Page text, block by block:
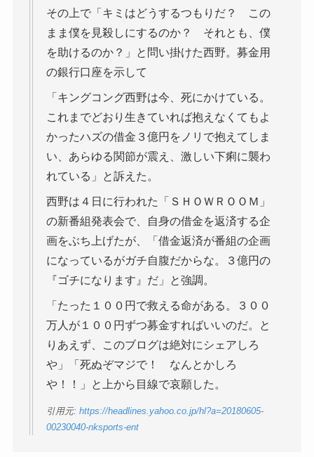
その上で「キミはどうするつもりだ？ この
まま僕を見殺しにするのか？ それとも、僕
を助けるのか？」と問い掛けた西野。募金用
の銀行口座を示して
「キングコング西野は今、死にかけている。
これまでどおり生きていれば抱えなくてもよ
かったハズの借金３億円をノリで抱えてしま
い、あらゆる関節が震え、激しい下痢に襲わ
れている」と訴えた。
西野は４日に行われた「ＳＨＯＷＲＯＯＭ」
の新番組発表会で、自身の借金を返済する企
画をぶち上げたが、「借金返済が番組の企画
になっているがガチ自腹だからな。３億円の
『ゴチになります』だ」と強調。
「たった１００円で救える命がある。３００
万人が１００円ずつ募金すればいいのだ。と
りあえず、このブログは絶対にシェアしろ
や」「死ぬぞマジで！ なんとかしろ
や！！」と上から目線で哀願した。
引用元: https://headlines.yahoo.co.jp/hl?a=20180605-
00230040-nksports-ent